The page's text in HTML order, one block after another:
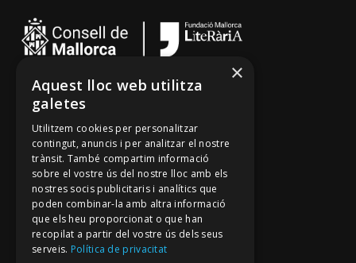
Cançoner
Tradicionari
Arxiu Oral
Contacte
Segueix-nos
Mallorca Oral, un projecte de
×
Aquest lloc web utilitza
galetes
Utilitzem cookies per personalitzar
contingut, anuncis i per analitzar el nostre
trànsit. També compartim informació
sobre el vostre ús del nostre lloc amb els
nostres socis publicitaris i analítics que
poden combinar-la amb altra informació
que els heu proporcionat o que han
recopilat a partir del vostre ús dels seus
serveis. Política de privacitat